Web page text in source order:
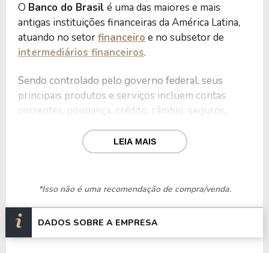
O Banco do Brasil é uma das maiores e mais
antigas instituições financeiras da América Latina,
atuando no setorfinanceiro e no subsetor de
intermediários financeiros.
Sendo controlado pelo governo federal, seus
principais produtos e serviços incluem contas
correntes, poupança, crédito, câmbio, seguros,
gestão de ativos.
internacionais, em países como Alemanha,
Japão, China e outros.
Além do foco em inovação em soluções financeiras
LEIA MAIS
*Isso não é uma recomendação de compra/venda.
DADOS SOBRE A EMPRESA